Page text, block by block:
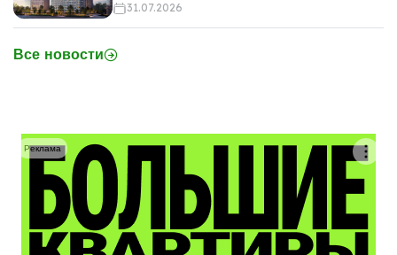
31.07.2026
Все новости
Реклама